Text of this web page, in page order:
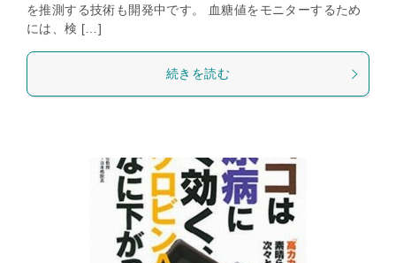
を推測する技術も開発中です。 血糖値をモニターするため
には、検 […]
続きを読む